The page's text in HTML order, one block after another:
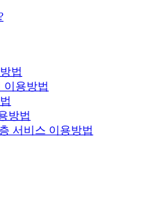
법
이용방법
방법
서비스 이용방법